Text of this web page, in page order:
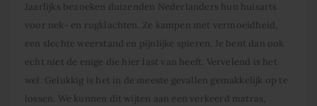
Jaarlijks bezoeken duizenden Nederlanders hun huisarts
voor nek- en rugklachten. Ze kampen met vermoeidheid,
een slechte weerstand en pijnlijke spieren. Je bent dan ook
echt niet de enige die hier last van heeft. Vervelend is het
wel. Gelukkig is het in de meeste gevallen gemakkelijk op te
lossen. We kunnen dit wijten aan een verkeerd matras,